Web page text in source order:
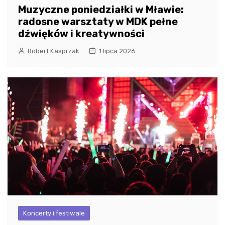
Muzyczne poniedziałki w Mławie:
radosne warsztaty w MDK pełne
dźwięków i kreatywności
Robert Kasprzak 1 lipca 2026
Koncerty i festiwale